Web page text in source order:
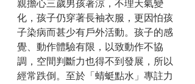
親擔心三歲男孩著涼，不理天氣變
化，孩子仍穿著長袖衣服，更因怕孩
子染病而甚少有戶外活動。孩子的感
覺、動作體驗有限，以致動作不協
調，空間判斷力也得不到發展，所以
經常跌倒。至於「蜻蜓點水」專註力